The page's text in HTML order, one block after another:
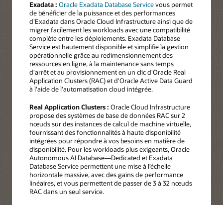
Exadata : Oracle Exadata Database Servicevous permet
de bénéficier de la puissance et des performances
d'Exadata dans Oracle Cloud Infrastructure ainsi que de
migrer facilement les workloads avec une compatibilité
complète entre les déploiements. Exadata Database
Service est hautement disponible et simplifie la gestion
opérationnelle grâce au redimensionnement des
ressources en ligne, à la maintenance sans temps
d'arrêt et au provisionnement en un clic d'Oracle Real
Application Clusters (RAC) et d'Oracle Active Data Guard
à l'aide de l'automatisation cloud intégrée.
Real Application Clusters : Oracle Cloud Infrastructure
propose des systèmes de base de données RAC sur 2
nœuds sur des instances de calcul de machine virtuelle,
fournissant des fonctionnalités à haute disponibilité
intégrées pour répondre à vos besoins en matière de
disponibilité. Pour les workloads plus exigeants, Oracle
Autonomous AI Database—Dedicated et Exadata
Database Service permettent une mise à l’échelle
horizontale massive, avec des gains de performance
linéaires, et vous permettent de passer de 3 à 32 nœuds
RAC dans un seul service.